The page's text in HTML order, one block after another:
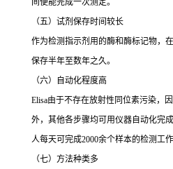
间便能完成一次测定。
（五）试剂保存时间较长
作为检测指示剂用的酶和酶标记物，
保存半年至数年之久。
（六）自动化程度高
Elisa由于不存在放射性同位素污染，
外，其他各步骤均可用仪器自动化完
人每天可完成2000余个样本的检测工作
（七）方法种类多